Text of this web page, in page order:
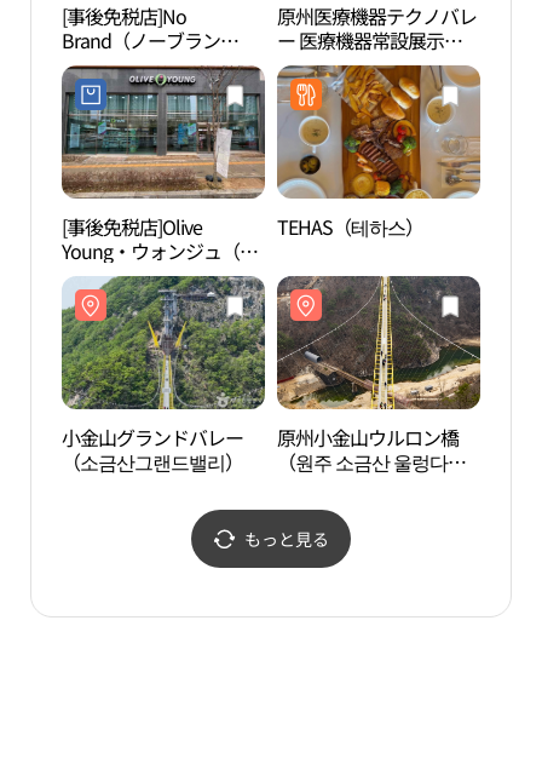
[事後免税店]No
Brand（ノーブラン
ド）・ウォンジュジジョ
ン（原州地正）店(노브
랜드 원주지정점)
原州医療機器テクノバレ
ー 医療機器常設展示場
（원주의료기기 테크노
밸리 의료기기 상설전시
장）
[事後免税店]Olive
Young・ウォンジュ（原
州）企業都市店(올리브
영 원주기업도시점)
TEHAS（테하스）
小金山グランドバレー
（소금산그랜드밸리）
原州小金山ウルロン橋
（원주 소금산 울렁다
もっと見る